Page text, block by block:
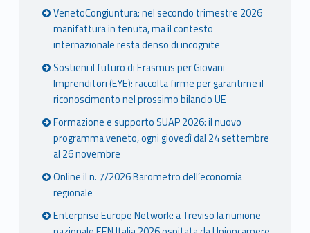
VenetoCongiuntura: nel secondo trimestre 2026
manifattura in tenuta, ma il contesto
internazionale resta denso di incognite
Sostieni il futuro di Erasmus per Giovani
Imprenditori (EYE): raccolta firme per garantirne il
riconoscimento nel prossimo bilancio UE
Formazione e supporto SUAP 2026: il nuovo
programma veneto, ogni giovedì dal 24 settembre
al 26 novembre
Online il n. 7/2026 Barometro dell’economia
regionale
Enterprise Europe Network: a Treviso la riunione